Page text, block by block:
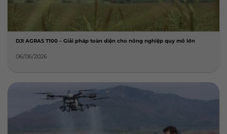
DJI AGRAS T100 – Giải pháp toàn diện cho nông nghiệp quy mô lớn
06/06/2026